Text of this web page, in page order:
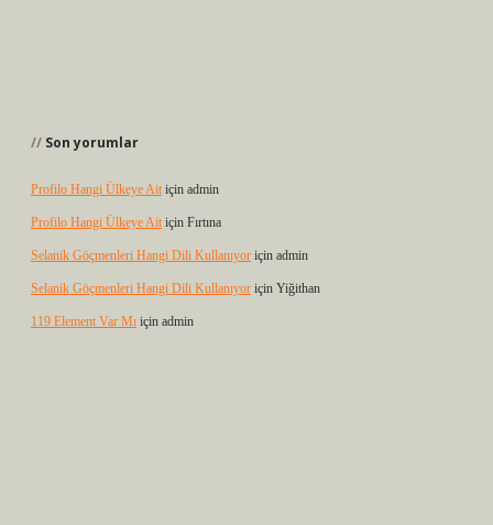
Son yorumlar
Profilo Hangi Ülkeye Ait için admin
Profilo Hangi Ülkeye Ait için Fırtına
Selanik Göçmenleri Hangi Dili Kullanıyor için admin
Selanik Göçmenleri Hangi Dili Kullanıyor için Yiğithan
119 Element Var Mı için admin